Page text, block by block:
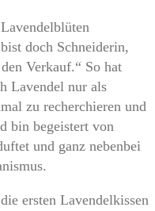
doch Schneiderin,
Verkauf.“ So hat
Lavendel nur als
zu recherchieren und
bin begeistert von
und ganz nebenbei
ersten Lavendelkissen